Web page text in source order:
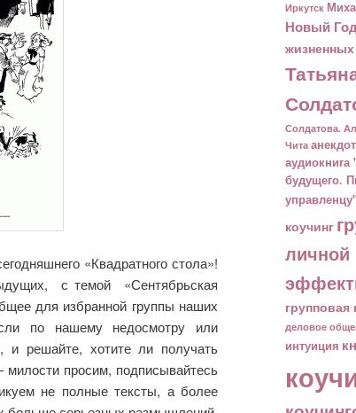
«Квадратного стола»!
с темой «Сентябрьская
для избранной группы наших
по нашему недосмотру или
и решайте, хотите ли получать
просим, подписывайтесь
не полные тексты, а более
Иркутск
Новый
Солдатова.
Чита анекдот
аудиокнига
будущего.
коучинг
личной
групповая
деловое
интуиция